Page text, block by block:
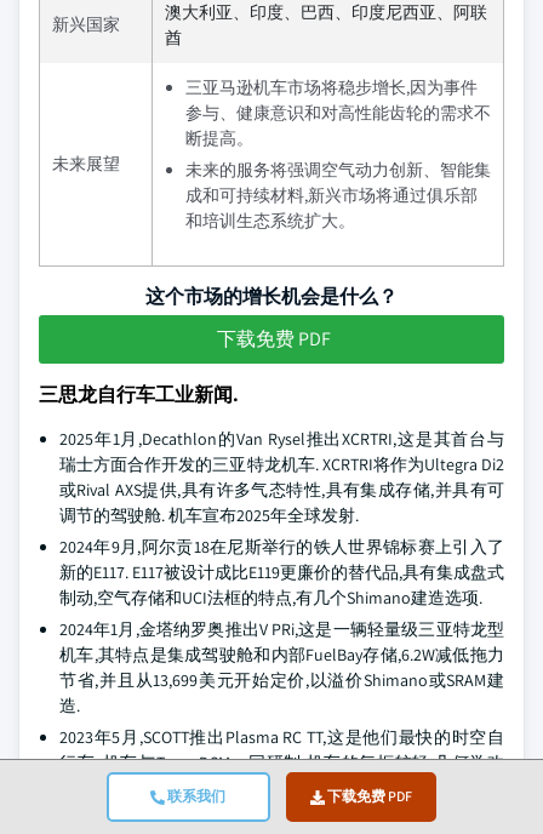
联系我们 下载免费 PDF
新兴国家
澳大利亚、印度、巴西、印度尼西亚、阿联
酋
未来展望
三亚马逊机车市场将稳步增长,因为事件
参与、健康意识和对高性能齿轮的需求不
断提高。
未来的服务将强调空气动力创新、智能集
成和可持续材料,新兴市场将通过俱乐部
和培训生态系统扩大。
这个市场的增长机会是什么？
下载免费 PDF
三思龙自行车工业新闻.
2025年1月,Decathlon的Van Rysel推出XCRTRI,这是其首台与
瑞士方面合作开发的三亚特龙机车. XCRTRI将作为Ultegra Di2
或Rival AXS提供,具有许多气态特性,具有集成存储,并具有可
调节的驾驶舱. 机车宣布2025年全球发射.
2024年9月,阿尔贡18在尼斯举行的铁人世界锦标赛上引入了
新的E117. E117被设计成比E119更廉价的替代品,具有集成盘式
制动,空气存储和UCI法框的特点,有几个Shimano建造选项.
2024年1月,金塔纳罗奥推出V PRi,这是一辆轻量级三亚特龙型
机车,其特点是集成驾驶舱和内部FuelBay存储,6.2W减低拖力
节省,并且从13,699美元开始定价,以溢价Shimano或SRAM建
造.
2023年5月,SCOTT推出Plasma RC TT,这是他们最快的时空自
行车. 机车与Team DSM一同研制,机车的气框较轻,几何学改
进,并设有可调节的驾驶舱. 它在40公里的距离上提供了比之
前的迭代更快的33秒.